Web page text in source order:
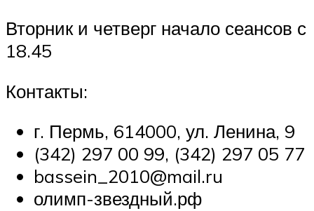
Вторник и четверг начало сеансов с
18.45
Контакты:
г. Пермь, 614000, ул. Ленина, 9
(342) 297 00 99, (342) 297 05 77
bassein_2010@mail.ru
олимп-звездный.рф